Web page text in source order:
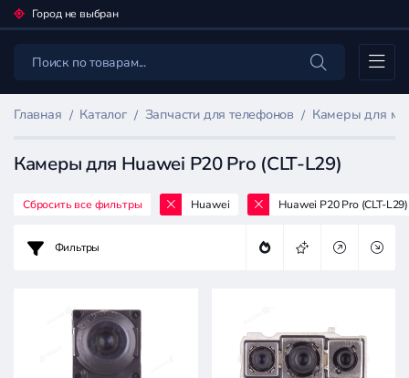
Город не выбран
Каталог
Главная Каталог Запчасти для телефонов Камеры для
Камеры для Huawei P20 Pro (CLT-L29)
товаров
Запчасти
телефонов
Сбросить все фильтры Huawei Huawei P20 Pro (CLT-L29)
Фильтры